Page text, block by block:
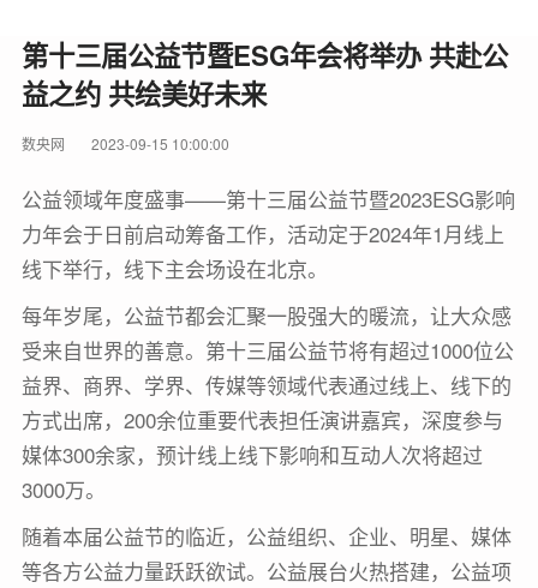
第十三届公益节暨ESG年会将举办 共赴公
益之约 共绘美好未来
数央网 2023-09-15 10:00:00
公益领域年度盛事——第十三届公益节暨2023ESG影响
力年会于日前启动筹备工作，活动定于2024年1月线上
线下举行，线下主会场设在北京。
每年岁尾，公益节都会汇聚一股强大的暖流，让大众感
受来自世界的善意。第十三届公益节将有超过1000位公
益界、商界、学界、传媒等领域代表通过线上、线下的
方式出席，200余位重要代表担任演讲嘉宾，深度参与
媒体300余家，预计线上线下影响和互动人次将超过
3000万。
随着本届公益节的临近，公益组织、企业、明星、媒体
等各方公益力量跃跃欲试。公益展台火热搭建，公益项